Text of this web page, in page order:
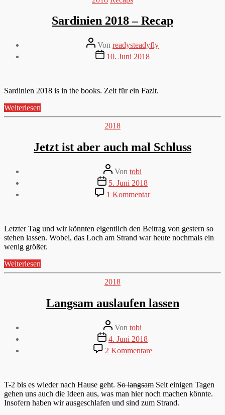
Sardinien 2018 – Recap
Beitragsautor
Von readysteadyfly
Veröffentlichungsdatum
10. Juni 2018
Sardinien 2018 is in the books. Zeit für ein Fazit.
Weiterlesen
2018
Kategorien
2018
Jetzt ist aber auch mal Schluss
Beitragsautor
Von tobi
Veröffentlichungsdatum
5. Juni 2018
1 Kommentarzu
Jetzt
auch
mal
Letzter Tag und wir könnten eigentlich den Beitrag von gestern so
stehen lassen. Wobei, das Loch am Strand war heute nochmals ein
wenig größer.
Weiterlesen
ist
mal
Schluss“
Kategorien
2018
Langsam auslaufen lassen
Beitragsautor
Von tobi
Veröffentlichungsdatum
4. Juni 2018
2 Kommentarezu
Langsam
T-2 bis es wieder nach Hause geht. So langsam Seit einigen Tagen
gehen uns auch die Ideen aus, was man hier noch machen könnte.
Insofern haben wir ausgeschlafen und sind zum Strand.